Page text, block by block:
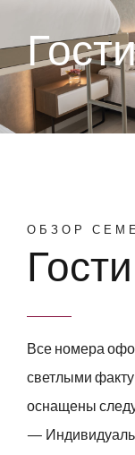
ОБЗОР
Все номера
светлыми
оснащены
—